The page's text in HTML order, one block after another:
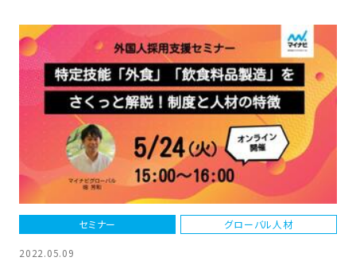
セミナー グローバル人材
2022.05.09